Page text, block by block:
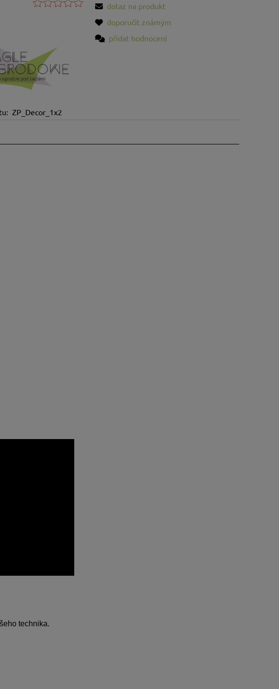
ZP_Decor_1x2
dotaz na produkt
doporučit známým
přidat hodnocení
technika.